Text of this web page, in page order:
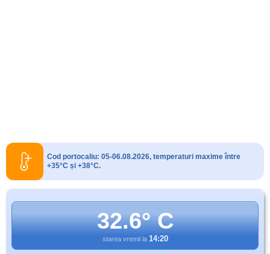
Cod portocaliu: 05-06.08.2026, temperaturi maxime între
+35°C și +38°C.
32.6° C
starea vremii la 14:20